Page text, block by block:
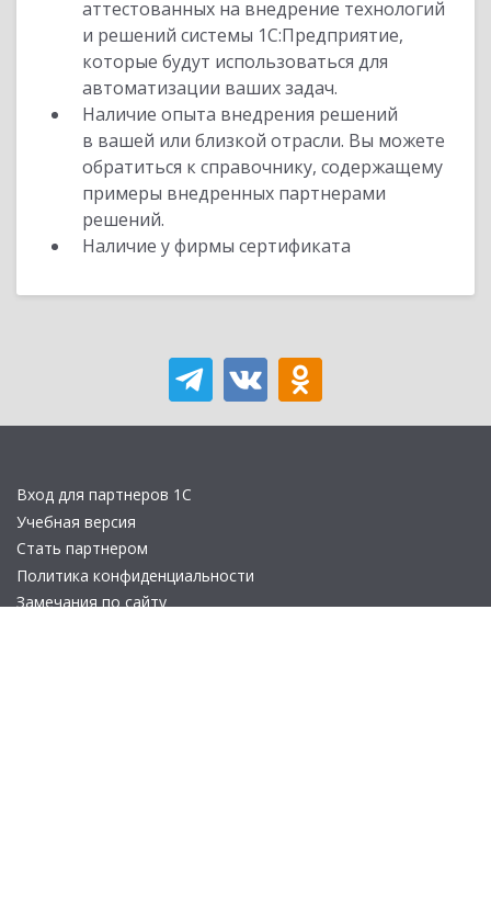
аттестованных на внедрение технологий
и решений системы 1С:Предприятие,
которые будут использоваться для
автоматизации ваших задач.
Наличие опыта внедрения решений
в вашей или близкой отрасли. Вы можете
обратиться к справочнику, содержащему
примеры внедренных партнерами
решений.
Наличие у фирмы сертификата
Вход для партнеров 1С
Учебная версия
Стать партнером
Политика конфиденциальности
Замечания по сайту